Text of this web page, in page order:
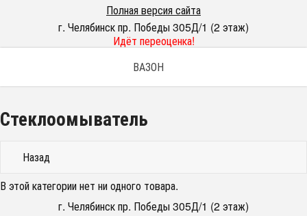
Полная версия сайта
г. Челябинск пр. Победы 305Д/1 (2 этаж)
Идёт переоценка!
ВАЗОН
Стеклоомыватель
Назад
В этой категории нет ни одного товара.
г. Челябинск пр. Победы 305Д/1 (2 этаж)